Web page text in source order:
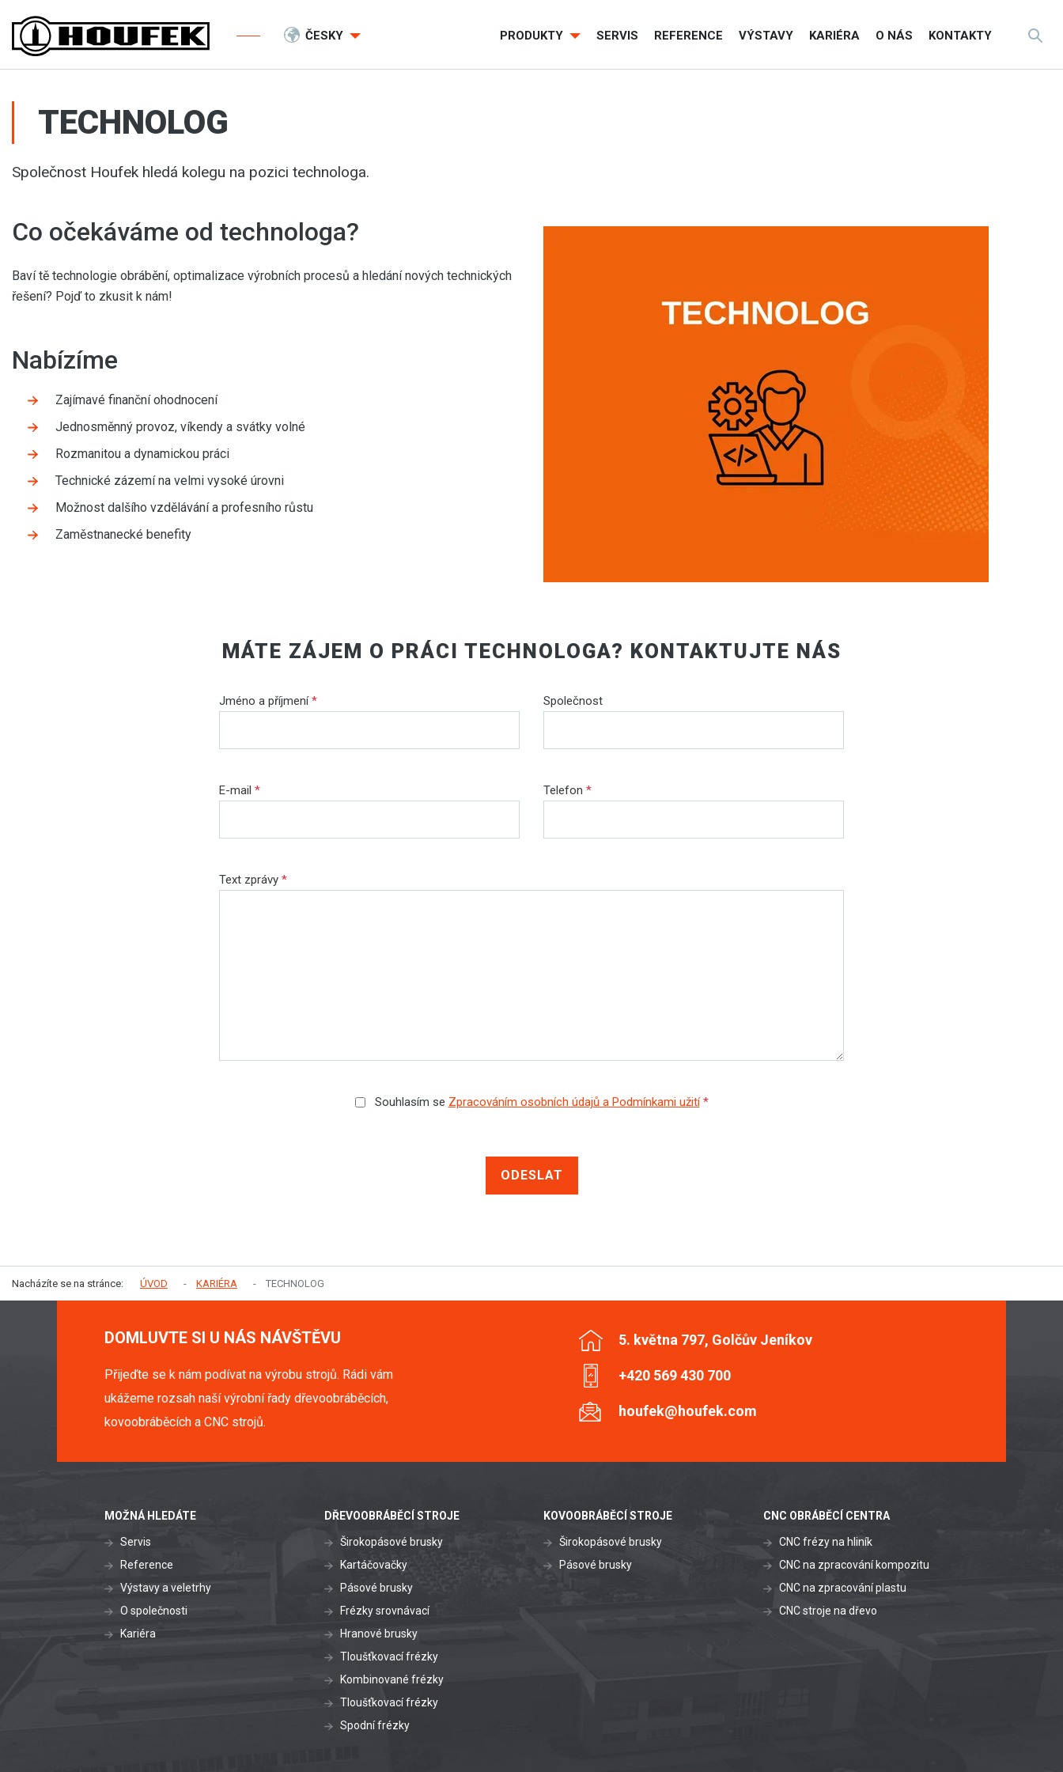
ČESKY PRODUKTY SERVIS REFERENCE VÝSTAVY KARIÉRA O NÁS KONTAKTY
TECHNOLOG
Společnost Houfek hledá kolegu na pozici technologa.
Co očekáváme od technologa?
Baví tě technologie obrábění, optimalizace výrobních procesů a hledání nových technických
řešení? Pojď to zkusit k nám!
Nabízíme
Zajímavé finanční ohodnocení
Jednosměnný provoz, víkendy a svátky volné
Rozmanitou a dynamickou práci
Technické zázemí na velmi vysoké úrovni
Možnost dalšího vzdělávání a profesního růstu
Zaměstnanecké benefity
MÁTE ZÁJEM O PRÁCI TECHNOLOGA? KONTAKTUJTE NÁS
Jméno a příjmení* Společnost
E-mail * Telefon *
Text zprávy *
Souhlasím se Zpracováním osobních údajů a Podmínkami užití *
ODESLAT
Nacházíte se na stránce: ÚVOD KARIÉRA TECHNOLOG
DOMLUVTE SI U NÁS NÁVŠTĚVU
Přijeďte se k nám podívat na výrobu strojů. Rádi vám
ukážeme rozsah naší výrobní řady dřevoobráběcích,
kovoobráběcích a CNC strojů.
5. května 797, Golčův Jeníkov
+420 569 430 700
houfek@houfek.com
MOŽNÁ HLEDÁTE
Servis
Reference
Výstavy a veletrhy
O společnosti
Kariéra
DŘEVOOBRÁBĚCÍ STROJE
Širokopásové brusky
Kartáčovačky
Pásové brusky
Frézky srovnávací
Hranové brusky
Tloušťkovací frézky
Kombinované frézky
Tloušťkovací frézky
Spodní frézky
KOVOOBRÁBĚCÍ STROJE
Širokopásové brusky
Pásové brusky
CNC OBRÁBĚCÍ CENTRA
CNC frézy na hliník
CNC na zpracování kompozitu
CNC na zpracování plastu
CNC stroje na dřevo